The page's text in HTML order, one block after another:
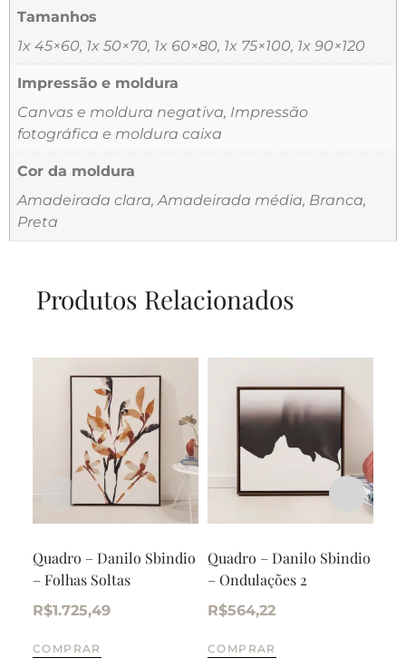
Tamanhos
1x 45×60, 1x 50×70, 1x 60×80, 1x 75×100, 1x 90×120
Impressão e moldura
Canvas e moldura negativa, Impressão
fotográfica e moldura caixa
Cor da moldura
Amadeirada clara, Amadeirada média, Branca,
Preta
Produtos Relacionados
Quadro – Danilo Sbindio
– Folhas Soltas
R$1.725,49
COMPRAR
Quadro – Danilo Sbindio
– Ondulações 2
R$564,22
COMPRAR